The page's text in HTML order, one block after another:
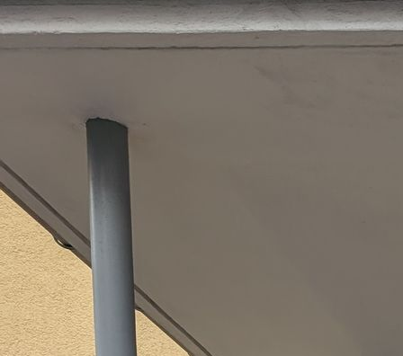
IMG_20240629_142536